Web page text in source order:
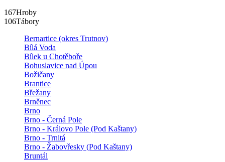
167Hroby
106Tábory
Bernartice (okres Trutnov)
Bílá Voda
Bílek u Chotěboře
Bohuslavice nad Úpou
Božičany
Brantice
Břežany
Brněnec
Brno
Brno - Černá Pole
Brno - Královo Pole (Pod Kaštany)
Brno - Trnitá
Brno - Žabovřesky (Pod Kaštany)
Bruntál